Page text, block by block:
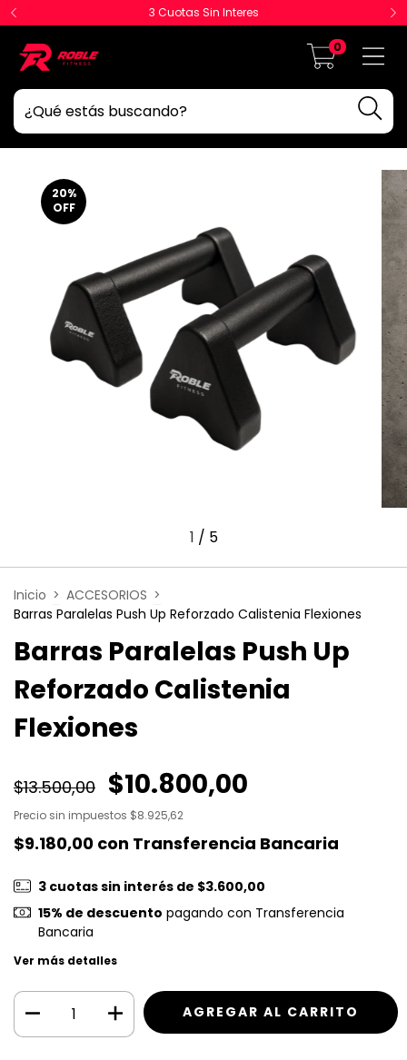
3 Cuotas Sin Interes
0
20%
OFF
1 / 5
Inicio > ACCESORIOS >
Barras Paralelas Push Up Reforzado Calistenia Flexiones
Barras Paralelas Push Up
Reforzado Calistenia
Flexiones
$13.500,00 $10.800,00
Precio sin impuestos $8.925,62
$9.180,00 con Transferencia Bancaria
3 cuotas sin interés de $3.600,00
15% de descuento pagando con Transferencia
Bancaria
Ver más detalles